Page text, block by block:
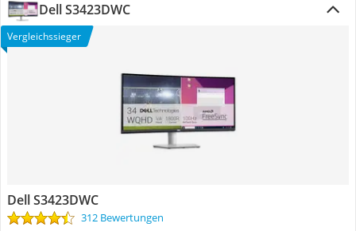
Dell S3423DWC
Vergleichssieger
Dell S3423DWC
312 Bewertungen